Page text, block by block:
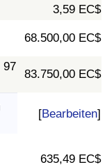
3,59 EC$
68.500,00 EC$
97
83.750,00 EC$
[Bearbeiten]
635,49 EC$